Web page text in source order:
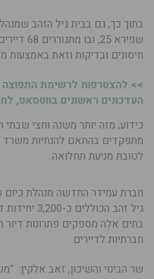
בתוך כך, גם בבית גיל הזהב
שפירא
חיסונים ובדיקות וזאת באמצעות
>> להצטרפות לרשימת
העדכונים ראשונים בווטסאפ,
כידוע, מזה יותר משנה וחצי שבתי
מתפקדים בהתאם להנחיות
לטובת מניעת תחלואה.
בתים אלה מספקים פתרונות דיור
חברתיות לדיירים.
שר הבינוי והשיכון, זאב אלקין: